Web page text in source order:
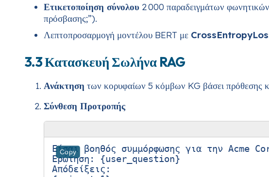
Ετικετοποίηση σύνολου 2 000 παραδειγμάτων
πρόσβασης;”).
Λεπτοπροσαρμογή μοντέλου BERT με
3.3 Κατασκευή Σωλήνα RAG
Ανάκτηση των κορυφαίων 5 κόμβων KG βάσει πρόθεσης
Σύνθεση Προτροπής
Copy
Είσαι βοηθός συμμόρφωσης για την Acme
Ερώτηση: {user_question}
Απόδείξεις: